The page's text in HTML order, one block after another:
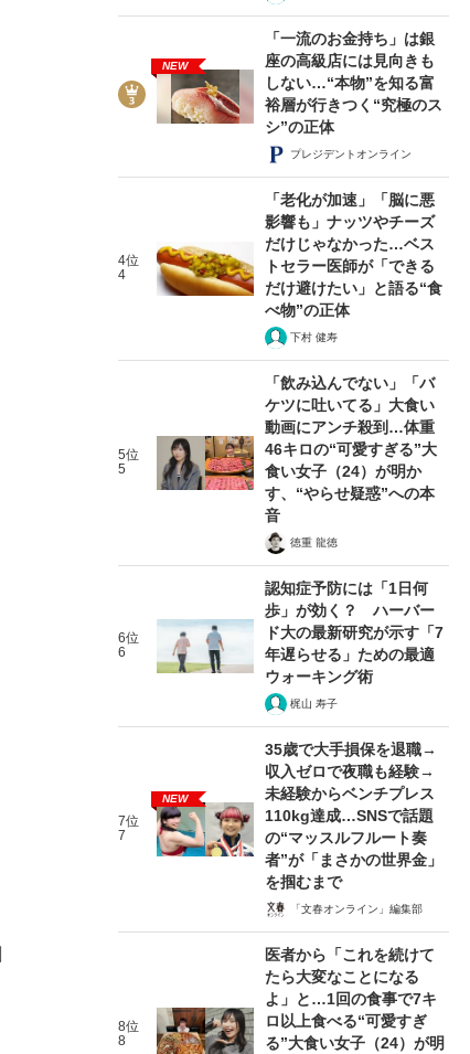
NEW
「一流のお金持ち」は銀
座の高級店には見向きも
しない…“本物”を知る富
裕層が行きつく“究極のス
シ”の正体
プレジデントオンライン
4位
4
「老化が加速」「脳に悪
影響も」ナッツやチーズ
だけじゃなかった…ベス
トセラー医師が「できる
だけ避けたい」と語る“食
べ物”の正体
下村 健寿
5位
5
「飲み込んでない」「バ
ケツに吐いてる」大食い
動画にアンチ殺到…体重
46キロの“可愛すぎる”大
食い女子（24）が明か
す、“やらせ疑惑”への本
音
徳重 龍徳
6位
6
認知症予防には「1日何
歩」が効く？ ハーバー
ド大の最新研究が示す「7
年遅らせる」ための最適
ウォーキング術
梶山 寿子
7位
7
NEW
35歳で大手損保を退職→
収入ゼロで夜職も経験→
未経験からベンチプレス
110kg達成…SNSで話題
の“マッスルフルート奏
者”が「まさかの世界金」
を掴むまで
「文春オンライン」編集部
8位
8
医者から「これを続けて
たら大変なことになる
よ」と…1回の食事で7キ
ロ以上食べる“可愛すぎ
る”大食い女子（24）が明